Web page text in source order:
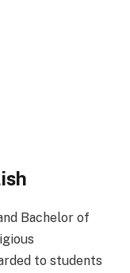
Bachelor of
to students